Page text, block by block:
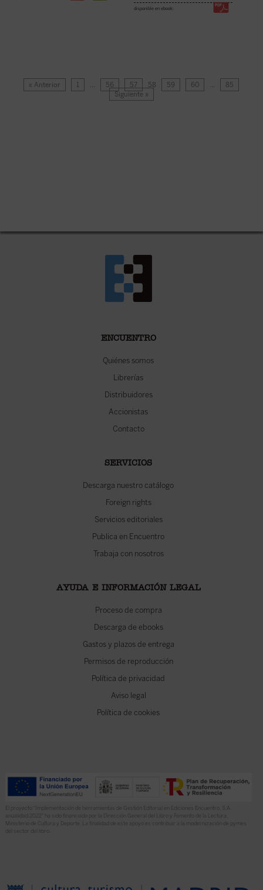
disponible en ebook:
« Anterior 1 … 56 57 58 59 60 …
85
Siguiente »
ENCUENTRO
Quiénes somos
Librerías
Distribuidores
Accionistas
Contacto
SERVICIOS
Descarga nuestro catálogo
Foreign rights
Servicios editoriales
Publica en Encuentro
Trabaja con nosotros
AYUDA E INFORMACIÓN LEGAL
Proceso de compra
Descarga de ebooks
Gastos y plazos de entrega
Permisos de reproducción
Política de privacidad
Aviso legal
Política de cookies
El proyecto “Implementación de herramientas de Gestión Editorial en Ediciones Encuentro, S.A.
anualidad 2022” ha sido financiado por la Dirección General del Libro y Fomento de la Lectura,
Ministerio de Cultura y Deporte. La finalidad de este apoyo es contribuir a la modernización de pymes
del sector del libro.